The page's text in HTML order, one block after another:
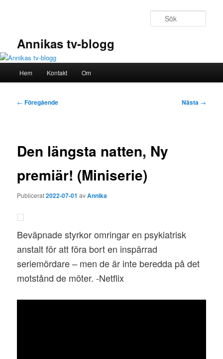
Annikas tv-blogg
Hem Kontakt Om
Inläggsnavigering
← Föregående Nästa →
Den längsta natten, Ny
premiär! (Miniserie)
Publicerat2022-07-01 avAnnika
Beväpnade styrkor omringar en psykiatrisk
anstalt för att föra bort en inspärrad
seriemördare – men de är inte beredda på det
motstånd de möter. -Netflix